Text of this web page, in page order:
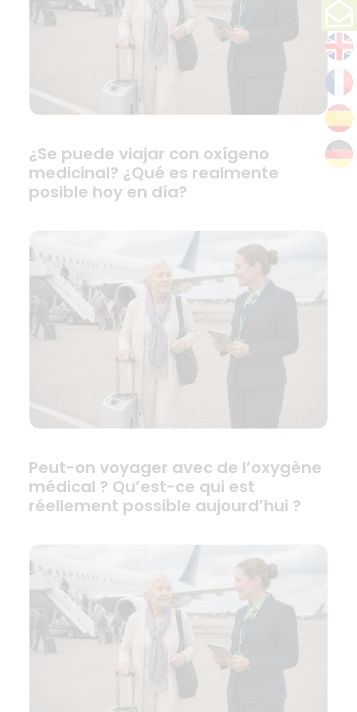
¿Se puede viajar con oxígeno
medicinal? ¿Qué es realmente
posible hoy en día?
Peut-on voyager avec de l’oxygène
médical ? Qu’est-ce qui est
réellement possible aujourd’hui ?